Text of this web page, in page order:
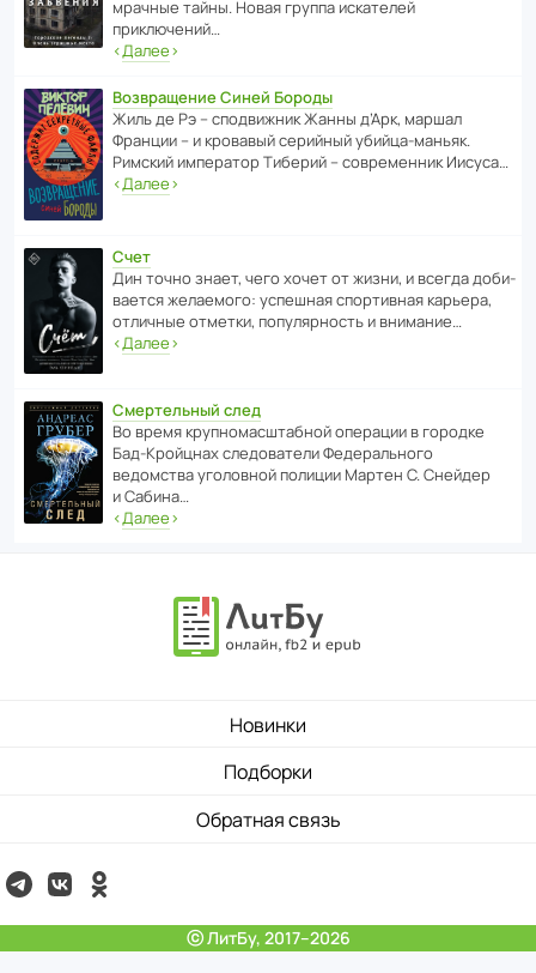
мрачные тайны. Новая группа иска­телей
приключений…
‹Далее›
Возвращение Синей Бороды
Жиль де Рэ – спод­ви­жник Жанны д’Арк, маршал
Франции – и кровавый серийный убийца-маньяк.
Римский импе­ратор Тиберий – совре­менник Иисуса…
‹Далее›
Счет
Дин точно знает, чего хочет от жизни, и всегда доби­
ва­ется жела­е­мого: успе­шная спор­ти­вная карьера,
отли­чные отметки, попу­ля­р­ность и внимание…
‹Далее›
Смертельный след
Во время круп­но­мас­ш­та­бной операции в городке
Бад‑Крой­цнах следо­ва­тели Феде­раль­ного
ведомства уголо­вной полиции Мартен С. Снейдер
и Сабина…
‹Далее›
Новинки
Подборки
Обратная связь
ⓒ ЛитБу, 2017–2026